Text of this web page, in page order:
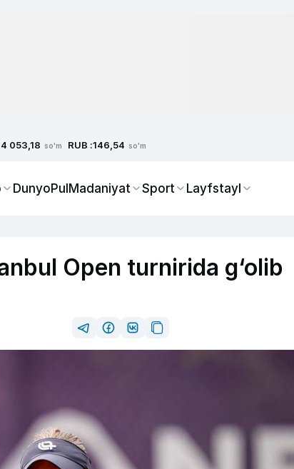
053,18 so'm RUB :146,54 so'm
DunyoPulMadaniyat Sport Layfstayl
Open turnirida g‘olib